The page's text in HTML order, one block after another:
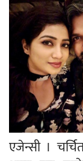
एजेन्सी ।